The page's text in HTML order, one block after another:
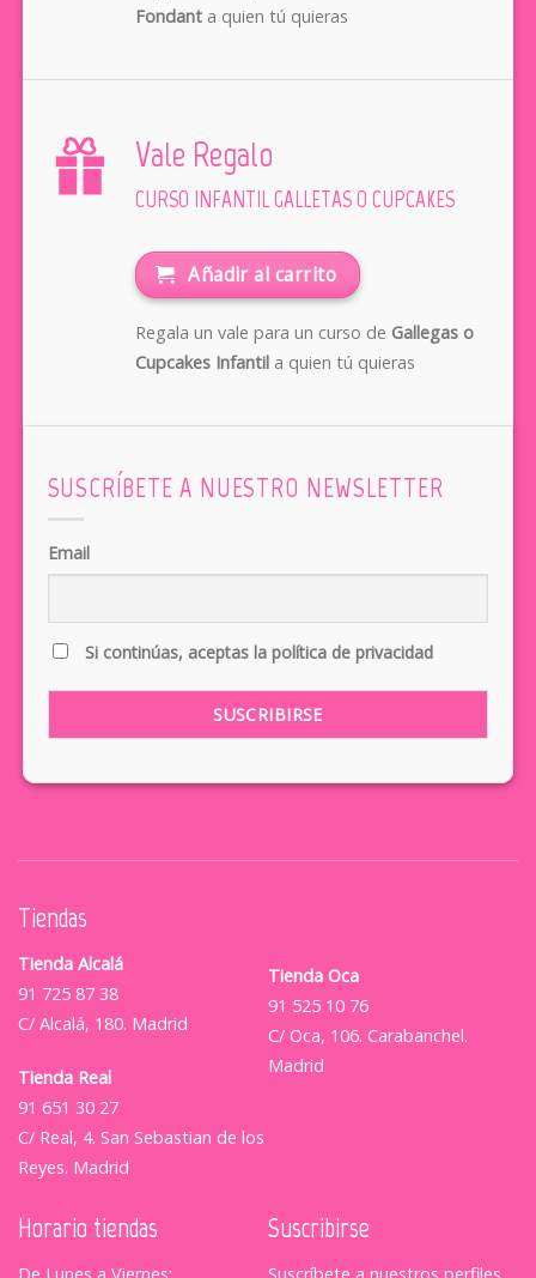
Fondanta quien tú quieras
Vale Regalo
CURSO INFANTIL GALLETAS O CUPCAKES
Añadir al carrito
Regala un vale para un curso de Gallegas o
Cupcakes Infantila quien tú quieras
SUSCRÍBETE A NUESTRO NEWSLETTER
Email
Si continúas, aceptas la política de privacidad
Tiendas
Tienda Alcalá
91 725 87 38
C/ Alcalá, 180. Madrid
Tienda Real
91 651 30 27
C/ Real, 4. San Sebastian de los
Reyes. Madrid
Tienda Oca
91 525 10 76
C/ Oca, 106. Carabanchel.
Madrid
Horario tiendas Suscribirse